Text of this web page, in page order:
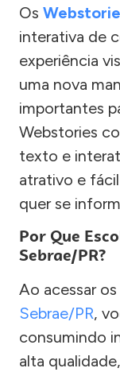
Os
interativa de
experiência
uma nova
importantes
Webstories
texto e
atrativo e
quer se
Por Que
Sebrae/PR?
Ao acessar
Sebrae/PR,
consumindo
alta